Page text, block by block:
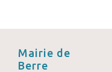
Mairie de
Berre